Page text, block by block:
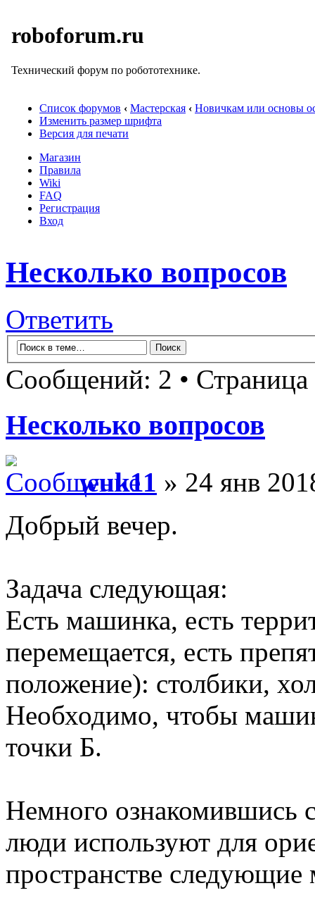
roboforum.ru
Технический форум по робототехнике.
Список форумов ‹ Мастерская ‹ Новичкам или основы
Изменить размер шрифта
Версия для печати
Магазин
Правила
Wiki
FAQ
Регистрация
Вход
Несколько вопросов
Ответить
Сообщений: 2 • Страница
Несколько вопросов
wuk11 » 24 янв
Добрый вечер.
Задача следующая:
Есть машинка, есть
перемещается, есть
положение): столбики,
Необходимо, чтобы
точки Б.
Немного ознакомившись
люди используют для
пространстве следующие